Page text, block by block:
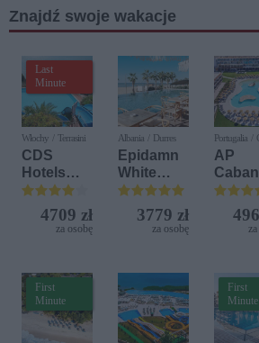
U21
Znajdź swoje wakacje
Last
Minute
Włochy / Terrasini
CDS
Hotels
Terrasini
(ex. Citta
del Mare)
4709 zł
za osobę
Albania / Durres
Epidamn
White
Sensation
3779 zł
za osobę
Portugalia /
AP
Beach
Nature
First
Minute
First
Minute